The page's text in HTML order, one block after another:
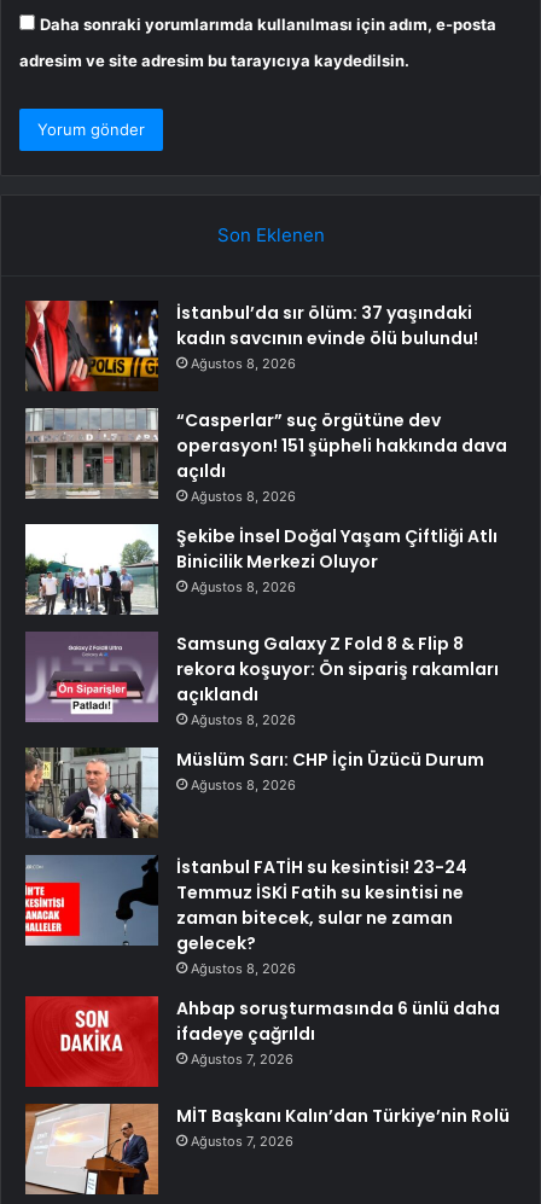
Daha sonraki yorumlarımda kullanılması için adım, e-posta
adresim ve site adresim bu tarayıcıya kaydedilsin.
Son Eklenen
İstanbul’da sır ölüm: 37 yaşındaki
kadın savcının evinde ölü bulundu!
Ağustos 8, 2026
“Casperlar” suç örgütüne dev
operasyon! 151 şüpheli hakkında dava
açıldı
Ağustos 8, 2026
Şekibe İnsel Doğal Yaşam Çiftliği Atlı
Binicilik Merkezi Oluyor
Ağustos 8, 2026
Samsung Galaxy Z Fold 8 & Flip 8
rekora koşuyor: Ön sipariş rakamları
açıklandı
Ağustos 8, 2026
Müslüm Sarı: CHP İçin Üzücü Durum
Ağustos 8, 2026
İstanbul FATİH su kesintisi! 23-24
Temmuz İSKİ Fatih su kesintisi ne
zaman bitecek, sular ne zaman
gelecek?
Ağustos 8, 2026
Ahbap soruşturmasında 6 ünlü daha
ifadeye çağrıldı
Ağustos 7, 2026
MİT Başkanı Kalın’dan Türkiye’nin Rolü
Ağustos 7, 2026